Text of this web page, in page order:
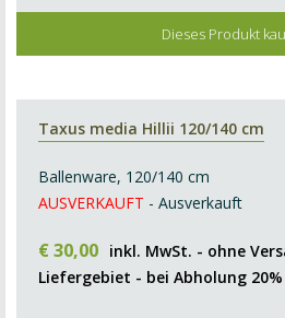
Dieses Produkt
Taxus media Hillii 120/140 cm
Ballenware, 120/140 cm
AUSVERKAUFT - Ausverkauft
€30,00 inkl. MwSt. - ohne
Liefergebiet - bei Abholung